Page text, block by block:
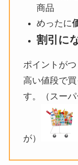
商品
めったに
割引に
ポイントが
高い値段で
す。（スー
が）